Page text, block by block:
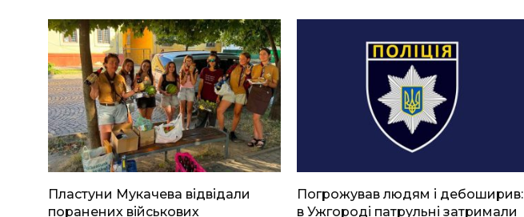
Пластуни Мукачева відвідали
поранених військових
Погрожував людям і дебоширив:
в Ужгороді патрульні затримали